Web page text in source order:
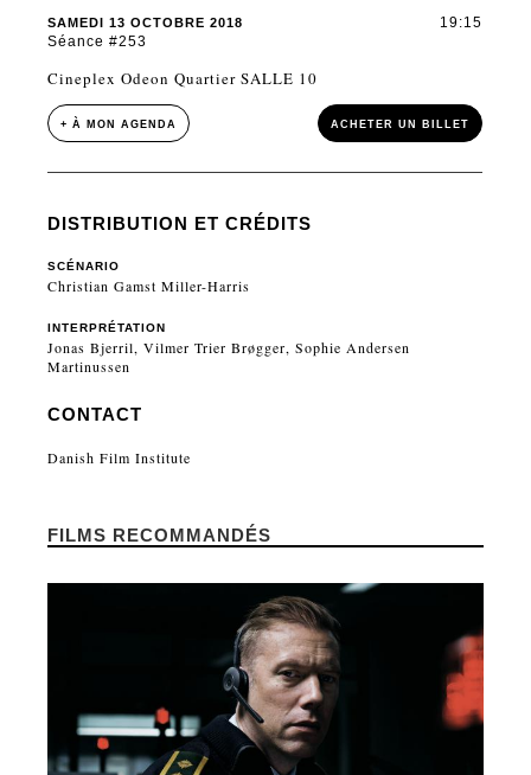
SAMEDI 13 OCTOBRE 2018
Séance #253
19:15
Cineplex Odeon Quartier SALLE 10
+ À MON AGENDA ACHETER UN BILLET
DISTRIBUTION ET CRÉDITS
SCÉNARIO
Christian Gamst Miller-Harris
INTERPRÉTATION
Jonas Bjerril, Vilmer Trier Brøgger, Sophie Andersen
Martinussen
CONTACT
Danish Film Institute
FILMS RECOMMANDÉS